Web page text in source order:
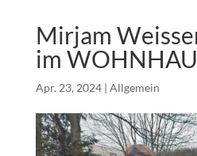
Mirjam
im
Apr. 23, 2024| Allgemein